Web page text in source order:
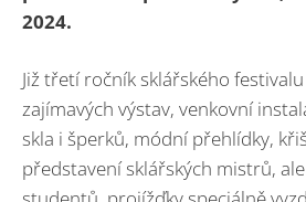
2024.
Již třetí ročník sklářského
zajímavých výstav, venkovní
skla i šperků, módní přehlídky,
představení sklářských mistrů,